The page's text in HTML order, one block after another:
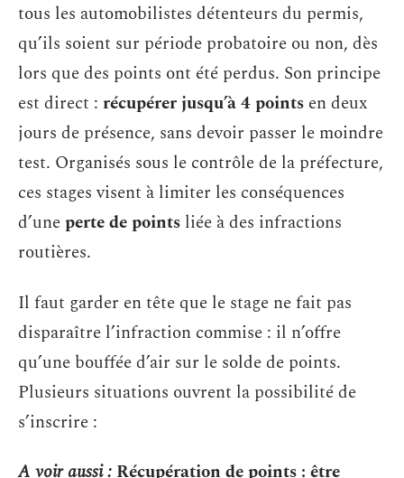
tous les automobilistes détenteurs du permis,
qu’ils soient sur période probatoire ou non, dès
lors que des points ont été perdus. Son principe
est direct : récupérer jusqu’à 4 points en deux
jours de présence, sans devoir passer le moindre
test. Organisés sous le contrôle de la préfecture,
ces stages visent à limiter les conséquences
d’uneperte de points liée à des infractions
routières.
Il faut garder en tête que le stage ne fait pas
disparaître l’infraction commise : il n’offre
qu’une bouffée d’air sur le solde de points.
Plusieurs situations ouvrent la possibilité de
s’inscrire :
A voir aussi : Récupération de points : être